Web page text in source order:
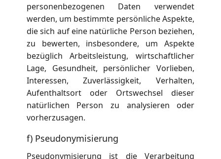
personenbezogenen Daten verwendet
werden, um bestimmte persönliche Aspekte,
die sich auf eine natürliche Person beziehen,
zu bewerten, insbesondere, um Aspekte
bezüglich Arbeitsleistung, wirtschaftlicher
Lage, Gesundheit, persönlicher Vorlieben,
Interessen, Zuverlässigkeit, Verhalten,
Aufenthaltsort oder Ortswechsel dieser
natürlichen Person zu analysieren oder
vorherzusagen.
f) Pseudonymisierung
Pseudonymisierung ist die Verarbeitung